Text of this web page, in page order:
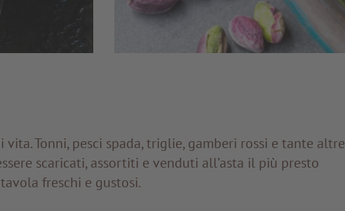
vita. Tonni, pesci spada, triglie, gamberi rossi e tante altre
scaricati, assortiti e venduti all’asta il più presto
freschi e gustosi.